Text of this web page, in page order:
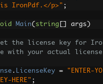
IronPdf.</p>" ;
Main( string args )
the license key for Iro
with your actual license
. LicenseKey =
"ENTER-YO
HERE" ;